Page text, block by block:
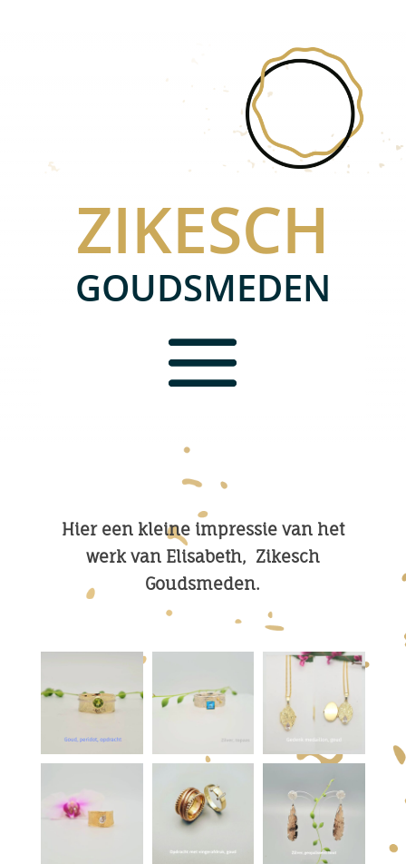
ZIKESCH
GOUDSMEDEN
Hier een kleine impressie van het
werk van Elisabeth, Zikesch
Goudsmeden.